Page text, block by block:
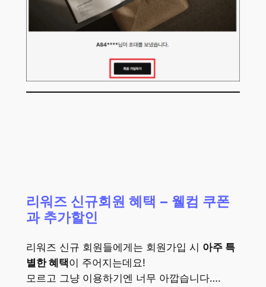
리워즈 신규회원 혜택 – 웰컴 쿠폰
과 추가할인
리워즈 신규 회원들에게는 회원가입 시 아주 특
별한 혜택이 주어지는데요!
모르고 그냥 이용하기엔 너무 아깝습니다….